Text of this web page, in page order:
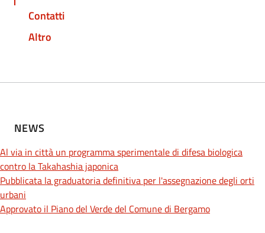
Contatti
Altro
NEWS
Al via in città un programma sperimentale di difesa biologica
contro la Takahashia japonica
Pubblicata la graduatoria definitiva per l'assegnazione degli orti
urbani
Approvato il Piano del Verde del Comune di Bergamo